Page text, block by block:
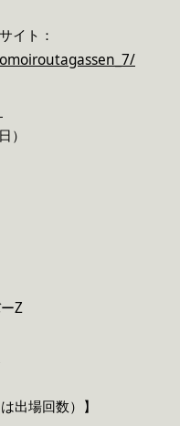
イト：
）
Z
出場回数）】